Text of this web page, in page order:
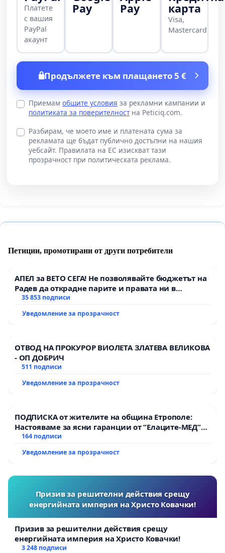
Платете
с вашия
PayPal
акаунт
Pay Pay карта
Visa,
Mastercard
Продължете към плащането 5 €
Приемам общите условия за рекламни кампании и
политиката за поверителностна Peticiq.com.
Разбирам, че моето име и платената сума за
рекламата ще бъдат публично достъпни на нашия
уебсайт. Правилата на ЕС изискват тази
прозрачност при политическата реклама.
Петиции, промотирани от други потребители
АПЕЛ за ВЕТО СЕГА! Не позволявайте бюджетът на
Радев да открадне парите и правата ни в
тъмното
35 853 подписи
Уведомление за прозрачност
ОТВОД НА ПРОКУРОР ВИОЛЕТА ЗЛАТЕВА ВЕЛИКОВА
- ОП ДОБРИЧ
511 подписи
Уведомление за прозрачност
ПОДПИСКА от жителите на община Етрополе:
Настояваме за ясни гаранции от “Елаците-МЕД”
АД и от държавата, че ще се изпълнят всички
164 подписи
Уведомление за прозрачност
Призив за решителни действия срещу
енергийната империя на Христо Ковачки!
Призив за решителни действия срещу
енергийната империя на Христо Ковачки!
3 248 подписи